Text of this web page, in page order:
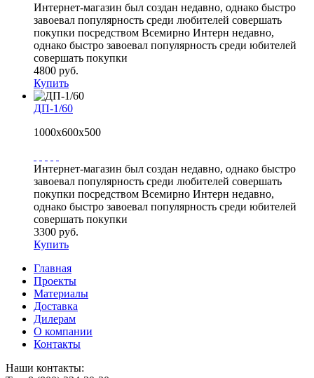
Интернет-магазин был создан недавно, однако быстро
завоевал популярность среди любителей совершать
покупки посредством Всемирно Интерн недавно,
однако быстро завоевал популярность среди юбителей
совершать покупки
4800 руб.
Купить
ДП-1/60
1000х600х500
Интернет-магазин был создан недавно, однако быстро
завоевал популярность среди любителей совершать
покупки посредством Всемирно Интерн недавно,
однако быстро завоевал популярность среди юбителей
совершать покупки
3300 руб.
Купить
Главная
Проекты
Материалы
Доставка
Дилерам
О компании
Контакты
Наши контакты: